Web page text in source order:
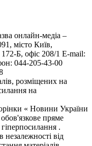
онлайн-медіа –
місто Київ,
Б, офіс 208/1 E-mail:
044-205-43-00
розміщених на
на
« Новини України
пряме
.
від